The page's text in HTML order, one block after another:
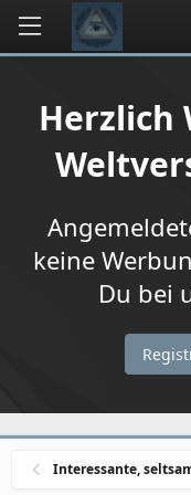
Herzlich
keine
Du bei
Interessante,